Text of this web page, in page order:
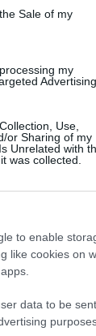
Sale of my
my
Advertising.
Use,
or Sharing of my
Unrelated with
was collected.
to enable
like cookies on
data to be
Varani, il
ilFatto
SALVINI